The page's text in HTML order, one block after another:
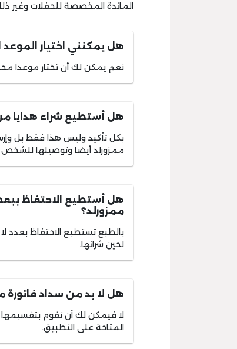
المائدة المخصصة للحفلات وغير
هل يمكنني اختيار
نعم يمكن لك أن تختار موعدا
هل أستطيع شراء هدايا
بكل تأكيد وليس هذا فقط بل
ممزورلد أيضا وتوصيلها
هل أستطيع الاحتفاظ
ممزورلد؟
بالطبع تستطيع الاحتفاظ بعدد
لحين شرائها.
هل لا بد من سداد فاتورة
لا فيمكن لك أن تقوم
المتاحة على التطبيق.